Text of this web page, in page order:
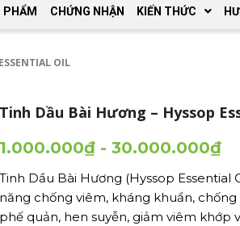
PHẨM CHỨNG NHẬN KIẾN THỨC
OIL
Tinh Dầu Bài Hương – Hyssop
1.000.000₫ - 30.000.000₫
Tinh Dầu Bài Hương (Hyssop
năng chống viêm, kháng khuẩn,
phế quản, hen suyễn, giảm viêm khớp